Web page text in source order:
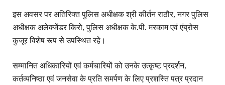
इस अवसर पर अतिरिक्त पुलिस अधीक्षक श्री कीर्तन राठौर, नगर पुलिस
अधीक्षक अलेक्जेंडर किरो, पुलिस अधीक्षक के.पी. मरकाम एवं एंब्रोस
कुजूर विशेष रूप से उपस्थित रहे।
सम्मानित अधिकारियों एवं कर्मचारियों को उनके उत्कृष्ट प्रदर्शन,
कर्तव्यनिष्ठा एवं जनसेवा के प्रति समर्पण के लिए प्रशस्ति पत्र प्रदान